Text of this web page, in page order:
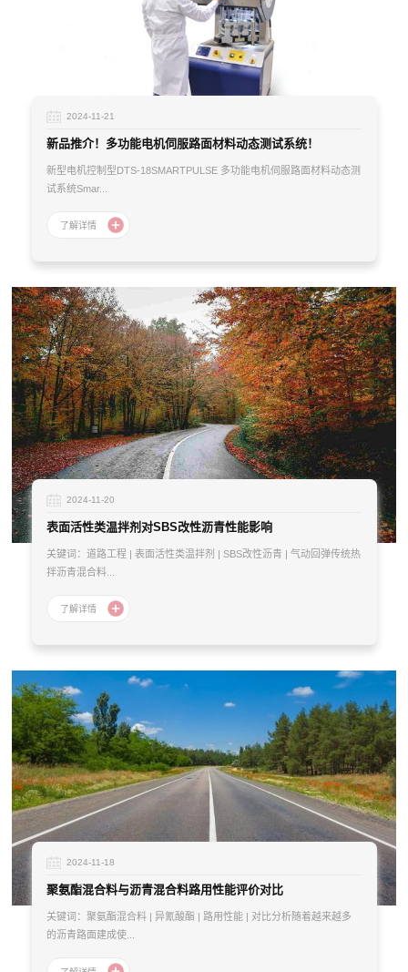
2024-11-21
新品推介！多功能电机伺服路面材料动态测试系统！
新型电机控制型DTS-18SMARTPULSE 多功能电机伺服路面材料动态测
试系统Smar...
2024-11-20
表面活性类温拌剂对SBS改性沥青性能影响
关键词：道路工程 | 表面活性类温拌剂 | SBS改性沥青 | 气动回弹传统热
拌沥青混合料...
2024-11-18
聚氨酯混合料与沥青混合料路用性能评价对比
关键词：聚氨酯混合料 | 异氰酸酯 | 路用性能 | 对比分析随着越来越多
的沥青路面建成使...